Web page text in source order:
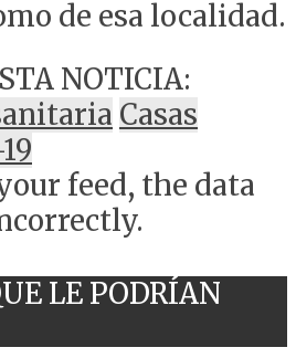
de esa localidad.
NOTICIA:
Casas
feed, the data
LE PODRÍAN